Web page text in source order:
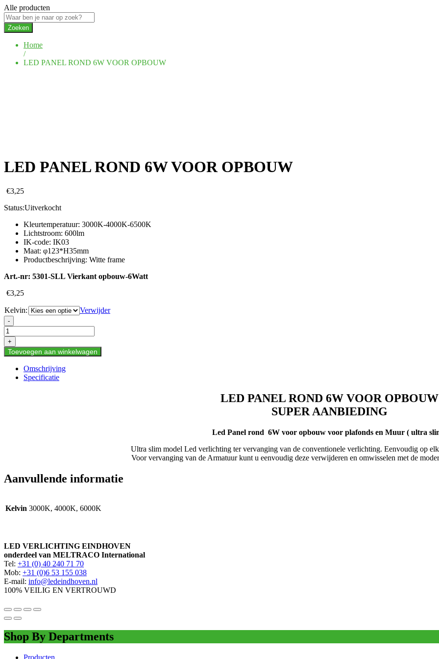
Alle producten
Zoeken
Home
/
LED PANEL ROND 6W VOOR OPBOUW
LED PANEL ROND 6W VOOR OPBOUW
€3,25
Status:Uitverkocht
Kleurtemperatuur: 3000K-4000K-6500K
Lichtstroom: 600lm
IK-code: IK03
Maat: φ123*H35mm
Productbeschrijving: Witte frame
Art.-nr: 5301-SLL Vierkant opbouw-6Watt
€3,25
Kelvin:
Verwijder
LED
PANEL
ROND
6W
VOOR
aantal
-
+
Toevoegen aan winkelwagen
Omschrijving
Specificatie
LED PANEL ROND 6W VOOR OPBOUW
SUPER AANBIEDING
Led Panel rond 6W voor opbouw voor plafonds en Muur ( ultra
Ultra slim model Led verlichting ter vervanging van de conventionele verlichting. Eenvoudig op
Voor vervanging van de Armatuur kunt u eenvoudig deze verwijderen en omwisselen met de
Aanvullende informatie
Kelvin 3000K, 4000K, 6000K
LED VERLICHTING EINDHOVEN
onderdeel van MELTRACO International
Tel: +31 (0) 40 240 71 70
Mob: +31 (0)6 53 155 038
E-mail: info@ledeindhoven.nl
100% VEILIG EN VERTROUWD
Shop By Departments